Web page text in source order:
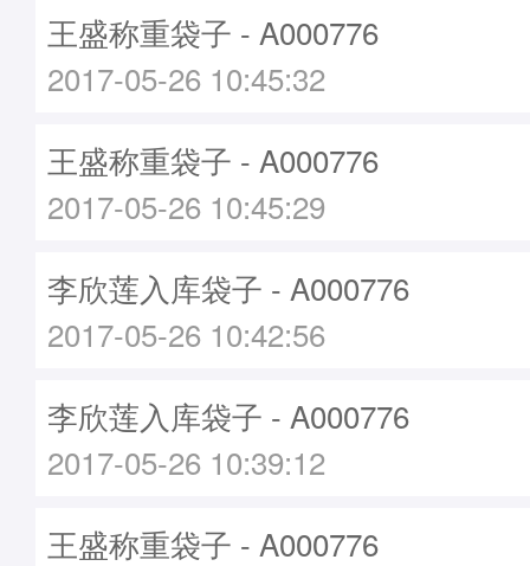
王盛称重袋子 - A000776
2017-05-26 10:45:32
王盛称重袋子 - A000776
2017-05-26 10:45:29
李欣莲入库袋子 - A000776
2017-05-26 10:42:56
李欣莲入库袋子 - A000776
2017-05-26 10:39:12
王盛称重袋子 - A000776